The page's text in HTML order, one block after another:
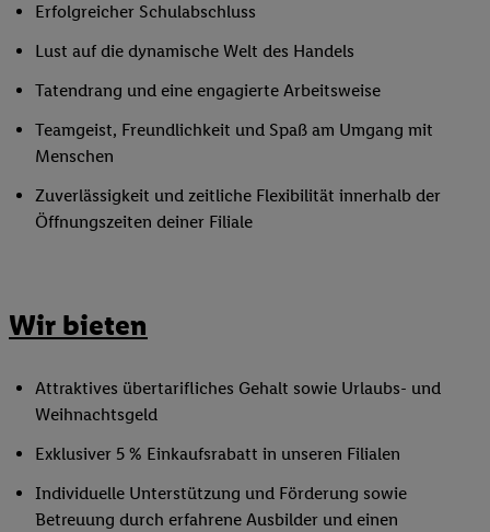
Erfolgreicher Schulabschluss
Lust auf die dynamische Welt des Handels
Tatendrang und eine engagierte Arbeitsweise
Teamgeist, Freundlichkeit und Spaß am Umgang mit
Menschen
Zuverlässigkeit und zeitliche Flexibilität innerhalb der
Öffnungszeiten deiner Filiale
Wir bieten
Attraktives übertarifliches Gehalt sowie Urlaubs- und
Weihnachtsgeld
Exklusiver 5 % Einkaufsrabatt in unseren Filialen
Individuelle Unterstützung und Förderung sowie
Betreuung durch erfahrene Ausbilder und einen